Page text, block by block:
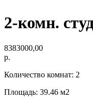
2-комн.
8383000,00
р.
Количество комнат: 2
Площадь: 39.46 м2